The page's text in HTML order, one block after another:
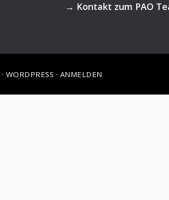
→ Kontakt zum PAO
· WORDPRESS · ANMELDEN